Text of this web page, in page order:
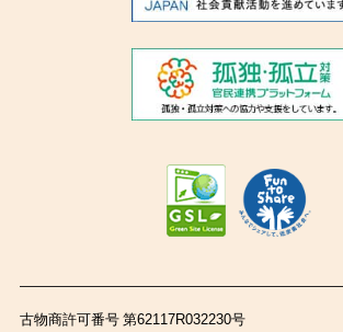
古物商許可番号 第62117R032230号